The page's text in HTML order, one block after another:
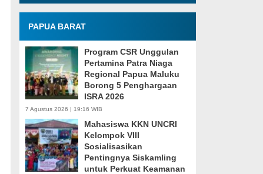
PAPUA BARAT
Program CSR Unggulan
Pertamina Patra Niaga
Regional Papua Maluku
Borong 5 Penghargaan
ISRA 2026
7 Agustus 2026 | 19:16 WIB
Mahasiswa KKN UNCRI
Kelompok VIII
Sosialisasikan
Pentingnya Siskamling
untuk Perkuat Keamanan